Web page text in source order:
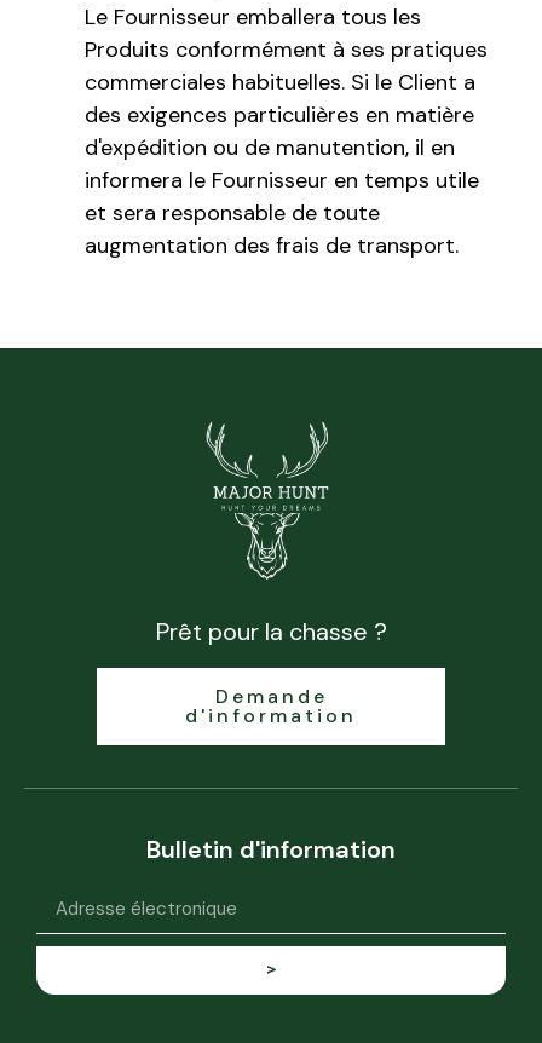
Le Fournisseur emballera tous les
Produits conformément à ses pratiques
commerciales habituelles. Si le Client a
des exigences particulières en matière
d'expédition ou de manutention, il en
informera le Fournisseur en temps utile
et sera responsable de toute
augmentation des frais de transport.
Prêt pour la chasse ?
Demande
d'information
Bulletin d'information
>